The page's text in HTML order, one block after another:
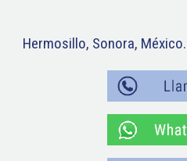
Hermosillo, Sonora, México.